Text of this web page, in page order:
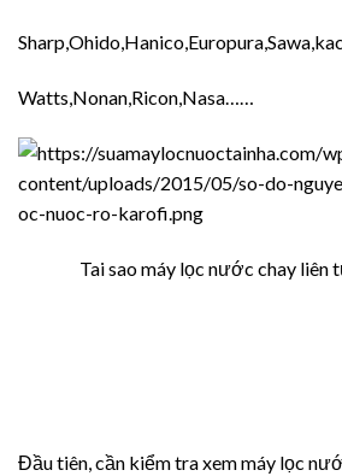
Watts,Nonan,Ricon,Nasa……
Tai sao máy lọc nước chay liên
Đầu tiên, cần kiểm tra xem máy lọc